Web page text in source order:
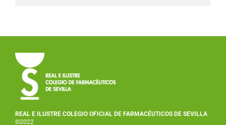
REAL E ILUSTRE COLEGIO OFICIAL DE FARMACÉUTICOS DE SEVILLA
©2022